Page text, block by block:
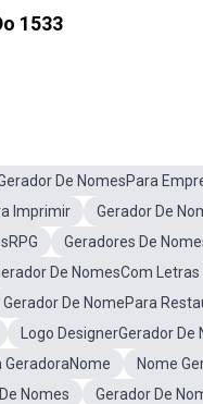
1533
De NomesPara
Imprimir
Gerador De
Geradores De
De NomesCom
Gerador De NomePara
Logo DesignerGerador De
GeradoraNome
Nome
Nomes
Gerador De